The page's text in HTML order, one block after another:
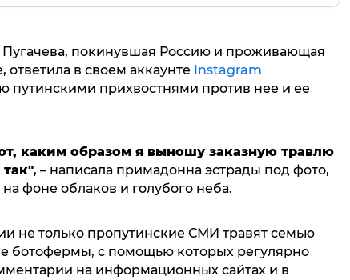
покинувшая Россию и проживающая
ответила в своем аккаунте Instagram
путинскими прихвостнями против нее и ее
каким образом я выношу заказную травлю
, – написала примадонна эстрады под фото,
фоне облаков и голубого неба.
не только пропутинские СМИ травят семью
ботофермы, с помощью которых регулярно
на информационных сайтах и в